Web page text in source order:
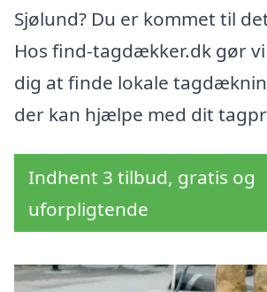
Sjølund? Du er kommet til
Hos find-tagdækker.dk gør
dig at finde lokale
der kan hjælpe med dit
Indhent 3 tilbud, gratis og
uforpligtende